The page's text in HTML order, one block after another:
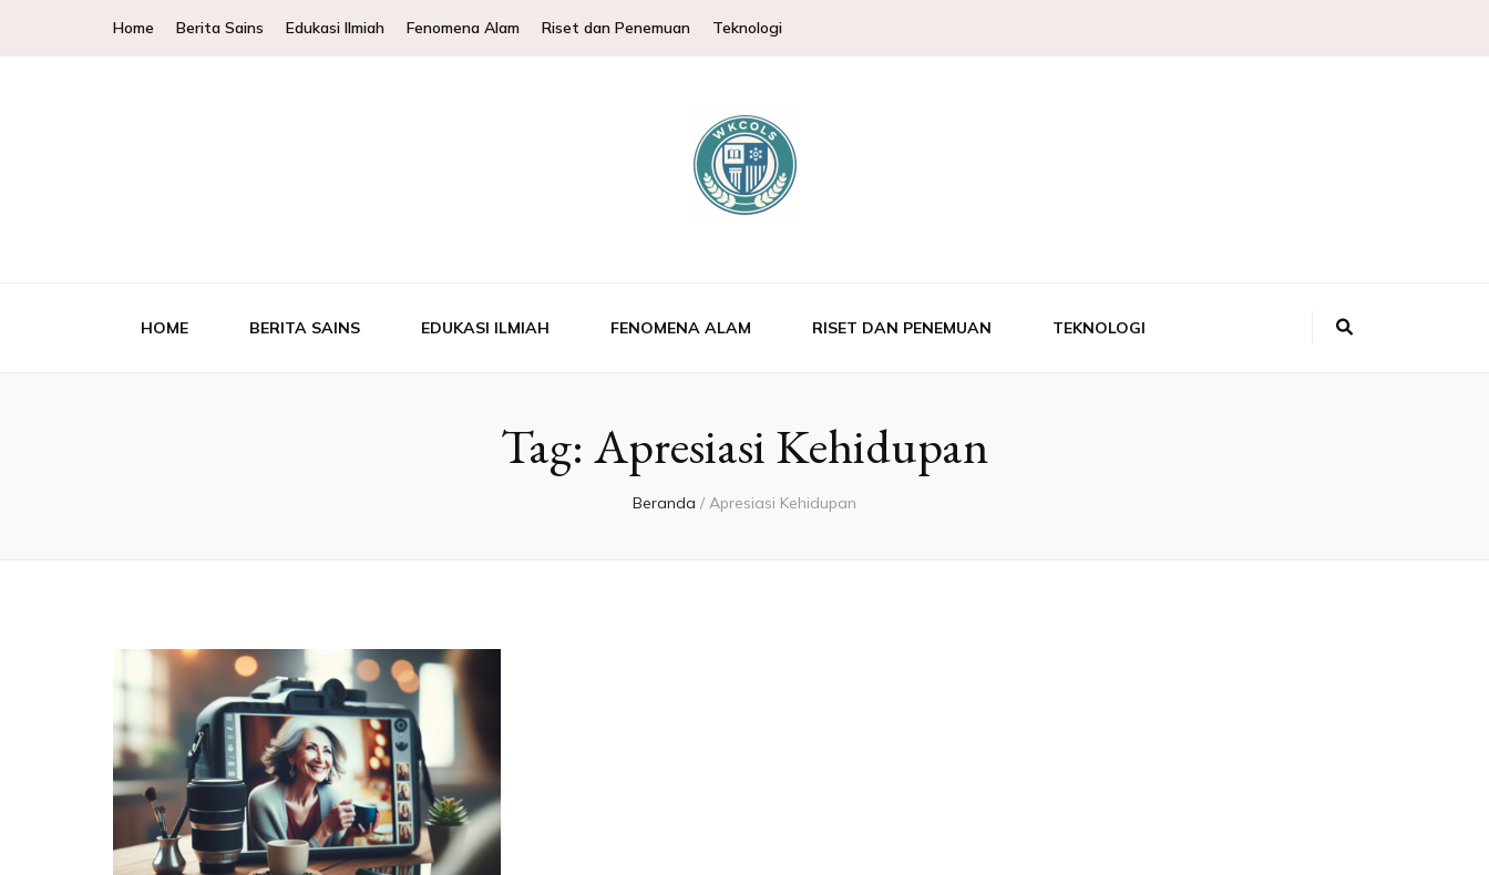
Home Berita Sains Edukasi Ilmiah Fenomena Alam Riset dan Penemuan Teknologi
Eksperimen & Fakta Sains
HOME BERITA SAINS EDUKASI ILMIAH FENOMENA ALAM RISET DAN PENEMUAN TEKNOLOGI
Tag: Apresiasi Kehidupan
Beranda / Apresiasi Kehidupan